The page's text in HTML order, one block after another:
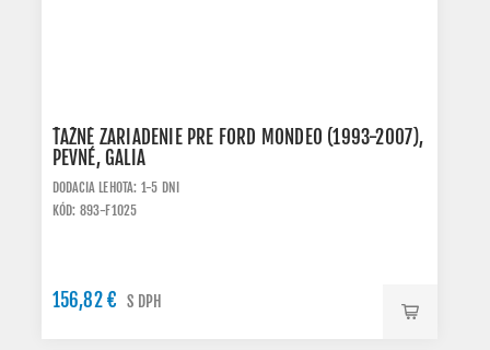
ŤAŽNÉ ZARIADENIE PRE FORD MONDEO (1993-2007),
PEVNÉ, GALIA
DODACIA LEHOTA: 1-5 DNI
KÓD: 893-F1025
156,82 € S DPH